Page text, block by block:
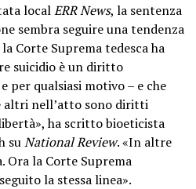
localERR News, la sentenza
sembra seguire una tendenza
Corte Suprema tedesca ha
suicidio è un diritto
qualsiasi motivo – e che
altri nell’atto sono diritti
ha scritto bioeticista
suNational Review. «In altre
Ora la Corte Suprema
la stessa linea».